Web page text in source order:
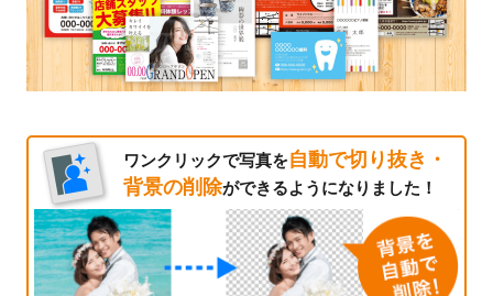
ワンクリックで写真を自動で切り抜き・
背景の削除ができるようになりました！